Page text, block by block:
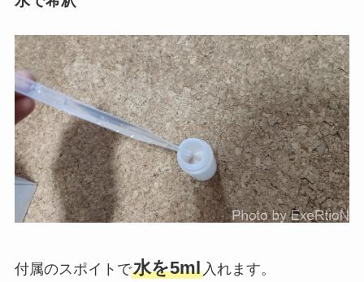
付属のスポイトで水を5ml入れます。